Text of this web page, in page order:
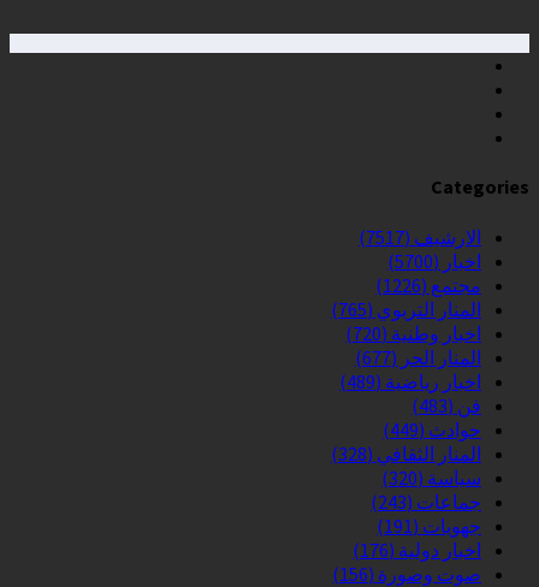
Categories
الارشيف (7517)
اخبار (5700)
مجتمع (1226)
المنار التربوي (765)
اخبار وطنية (720)
المنار الحر (677)
اخبار رياضية (489)
فن (483)
حوادث (449)
المنار الثقافي (328)
سياسة (320)
جماعات (243)
جهويات (191)
اخبار دولية (176)
صوت وصورة (156)